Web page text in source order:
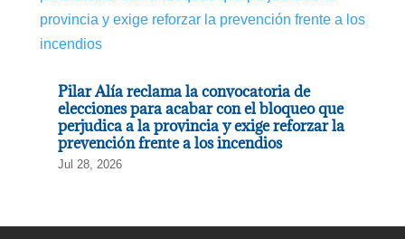
Pilar Alía reclama la convocatoria de
elecciones para acabar con el bloqueo que
perjudica a la provincia y exige reforzar la
prevención frente a los incendios
Jul 28, 2026